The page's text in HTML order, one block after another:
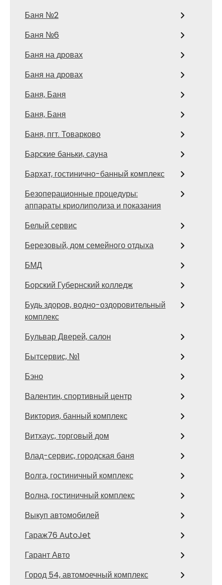
Баня №2
Баня №6
Баня на дровах
Баня на дровах
Баня, Баня
Баня, Баня
Баня, пгт. Товарково
Барские баньки, сауна
Бархат, гостинично-банный комплекс
Безоперационные процедуры:
аппараты криолиполиза и показания
Белый сервис
Березовый, дом семейного отдыха
БМД
Борский Губернский колледж
Будь здоров, водно-оздоровительный
комплекс
Бульвар Дверей, салон
Бытсервис, №1
Бэно
Валентин, спортивный центр
Виктория, банный комплекс
Витхаус, торговый дом
Влад-сервис, городская баня
Волга, гостиничный комплекс
Волна, гостиничный комплекс
Выкуп автомобилей
Гараж76 AutoJet
Гарант Авто
Город 54, автомоечный комплекс